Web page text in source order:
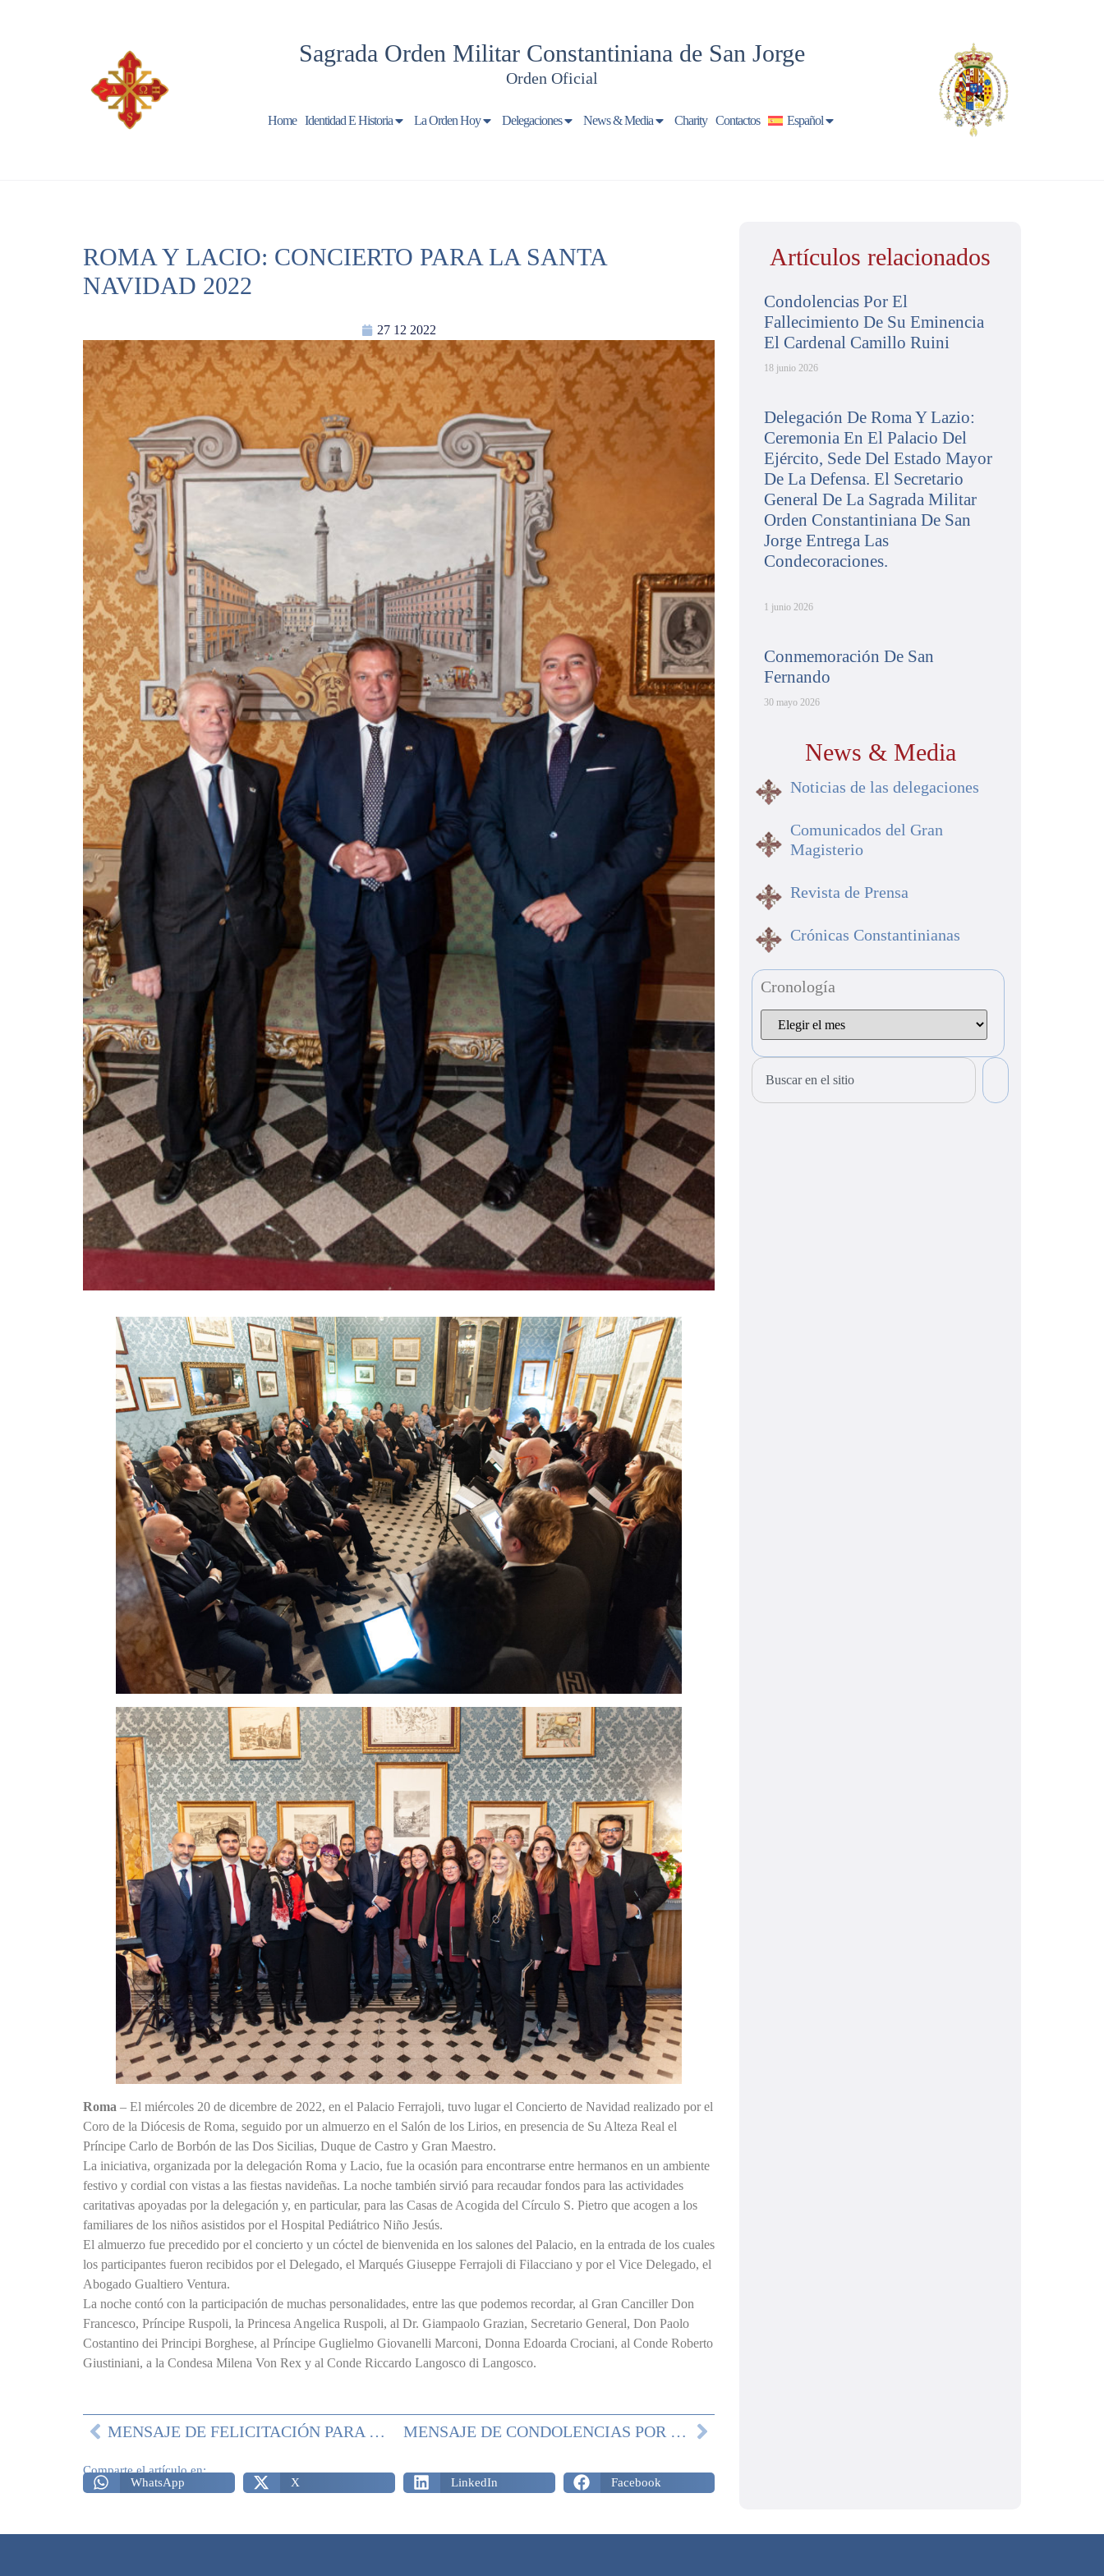
Sagrada Orden Militar Constantiniana de San Jorge
Orden Oficial
Home Identidad E Historia La Orden Hoy Delegaciones News & Media Charity Contactos Español
ROMA Y LACIO: CONCIERTO PARA LA SANTA
NAVIDAD 2022
27 12 2022
Roma – El miércoles 20 de dicembre de 2022, en el Palacio Ferrajoli, tuvo lugar el Concierto de Navidad realizado por el
Coro de la Diócesis de Roma, seguido por un almuerzo en el Salón de los Lirios, en presencia de Su Alteza Real el
Príncipe Carlo de Borbón de las Dos Sicilias, Duque de Castro y Gran Maestro.
La iniciativa, organizada por la delegación Roma y Lacio, fue la ocasión para encontrarse entre hermanos en un ambiente
festivo y cordial con vistas a las fiestas navideñas. La noche también sirvió para recaudar fondos para las actividades
caritativas apoyadas por la delegación y, en particular, para las Casas de Acogida del Círculo S. Pietro que acogen a los
familiares de los niños asistidos por el Hospital Pediátrico Niño Jesús.
El almuerzo fue precedido por el concierto y un cóctel de bienvenida en los salones del Palacio, en la entrada de los cuales
los participantes fueron recibidos por el Delegado, el Marqués Giuseppe Ferrajoli di Filacciano y por el Vice Delegado, el
Abogado Gualtiero Ventura.
La noche contó con la participación de muchas personalidades, entre las que podemos recordar, al Gran Canciller Don
Francesco, Príncipe Ruspoli, la Princesa Angelica Ruspoli, al Dr. Giampaolo Grazian, Secretario General, Don Paolo
Costantino dei Principi Borghese, al Príncipe Guglielmo Giovanelli Marconi, Donna Edoarda Crociani, al Conde Roberto
Giustiniani, a la Condesa Milena Von Rex y al Conde Riccardo Langosco di Langosco.
MENSAJE DE FELICITACIÓN PARA LA SANTA NAVIDAD 2022 DE S.A.R. EL GRAN MAESTRO MENSAJE DE CONDOLENCIAS POR EL FALLECIMIENTO DE LA PRINCESA DONNA ANTONELLA D’AVALOS
Comparte el artículo en:
WhatsApp
X LinkedIn Facebook
Artículos relacionados
Condolencias Por El
Fallecimiento De Su Eminencia
El Cardenal Camillo Ruini
18 junio 2026
Delegación De Roma Y Lazio:
Ceremonia En El Palacio Del
Ejército, Sede Del Estado Mayor
De La Defensa. El Secretario
General De La Sagrada Militar
Orden Constantiniana De San
Jorge Entrega Las
Condecoraciones.
1 junio 2026
Conmemoración De San
Fernando
30 mayo 2026
News & Media
Noticias de las delegaciones
Comunicados del Gran
Magisterio
Revista de Prensa
Crónicas Constantinianas
Cronología